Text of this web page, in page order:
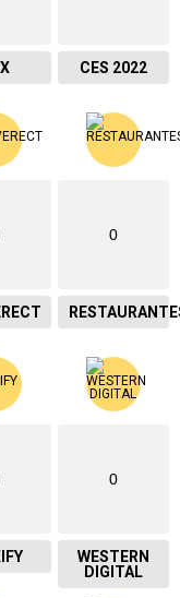
CES 2022
0
0
WESTERN
DIGITAL